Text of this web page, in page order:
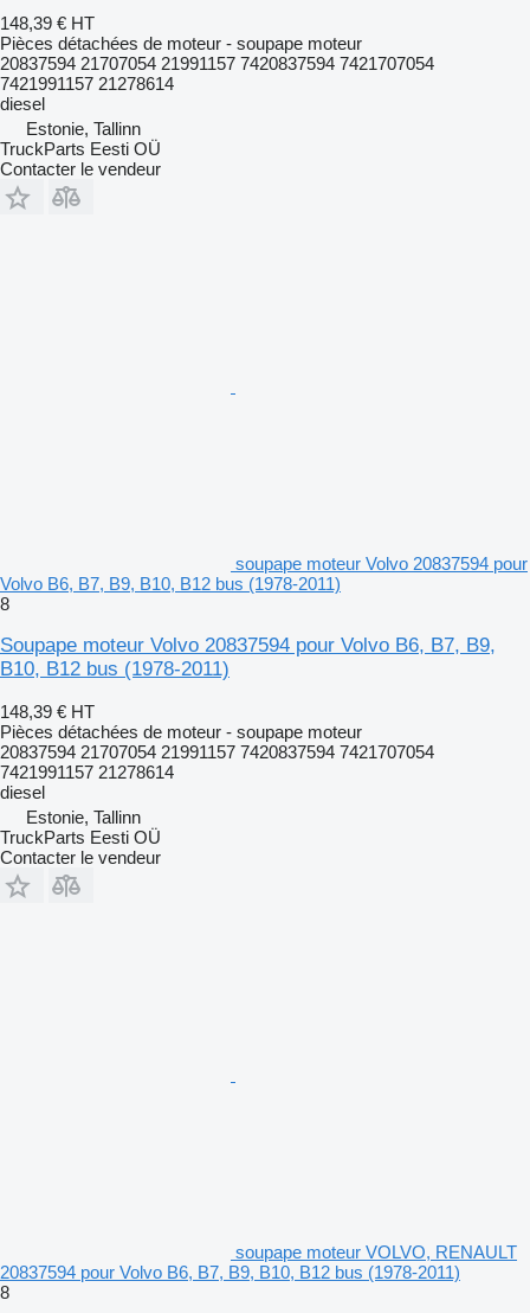
148,39 € HT
Pièces détachées de moteur - soupape moteur
20837594 21707054 21991157 7420837594 7421707054
7421991157 21278614
diesel
Estonie, Tallinn
TruckParts Eesti OÜ
Contacter le vendeur
soupape moteur Volvo 20837594 pour
Volvo B6, B7, B9, B10, B12 bus (1978-2011)
8
Soupape moteur Volvo 20837594 pour Volvo B6, B7, B9,
B10, B12 bus (1978-2011)
148,39 € HT
Pièces détachées de moteur - soupape moteur
20837594 21707054 21991157 7420837594 7421707054
7421991157 21278614
diesel
Estonie, Tallinn
TruckParts Eesti OÜ
Contacter le vendeur
soupape moteur VOLVO, RENAULT
20837594 pour Volvo B6, B7, B9, B10, B12 bus (1978-2011)
8